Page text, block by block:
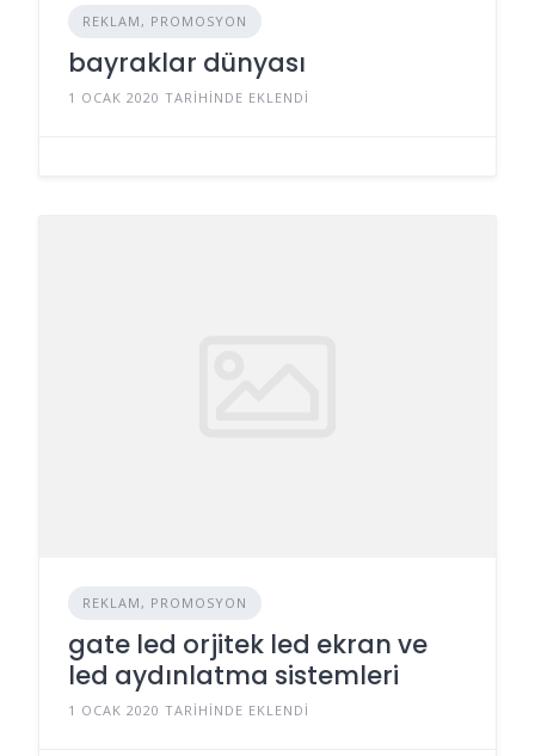
REKLAM, PROMOSYON
bayraklar dünyası
1 OCAK 2020 TARIHINDE EKLENDI
REKLAM, PROMOSYON
gate led orjitek led ekran ve
led aydınlatma sistemleri
1 OCAK 2020 TARIHINDE EKLENDI